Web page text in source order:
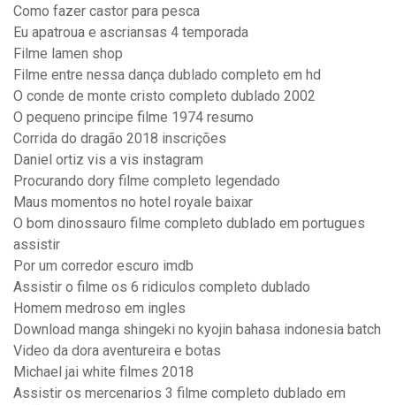
Como fazer castor para pesca
Eu apatroua e ascriansas 4 temporada
Filme lamen shop
Filme entre nessa dança dublado completo em hd
O conde de monte cristo completo dublado 2002
O pequeno principe filme 1974 resumo
Corrida do dragão 2018 inscrições
Daniel ortiz vis a vis instagram
Procurando dory filme completo legendado
Maus momentos no hotel royale baixar
O bom dinossauro filme completo dublado em portugues
assistir
Por um corredor escuro imdb
Assistir o filme os 6 ridiculos completo dublado
Homem medroso em ingles
Download manga shingeki no kyojin bahasa indonesia batch
Video da dora aventureira e botas
Michael jai white filmes 2018
Assistir os mercenarios 3 filme completo dublado em